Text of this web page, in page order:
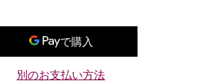
別のお支払い方法